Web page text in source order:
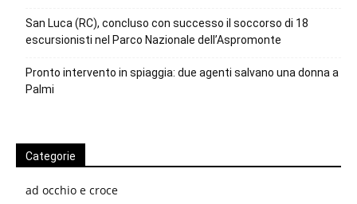
San Luca (RC), concluso con successo il soccorso di 18
escursionisti nel Parco Nazionale dell’Aspromonte
Pronto intervento in spiaggia: due agenti salvano una donna a
Palmi
Categorie
ad occhio e croce